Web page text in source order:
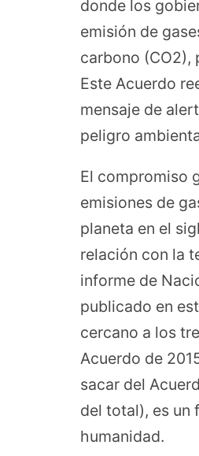
donde los
emisión de
carbono (CO2),
Este Acuerdo
mensaje de
peligro
El compromiso
emisiones de
planeta en el
relación con la
informe de
publicado en
cercano a los
Acuerdo de
sacar del
del total), es un
humanidad.